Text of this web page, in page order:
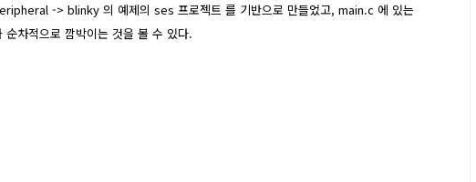
-> blinky 의 예제의 ses 프로젝트 를 기반으로 만들었고, main.c 에 있는
차적으로 깜박이는 것을 볼 수 있다.